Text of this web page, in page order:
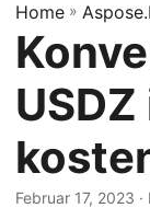
i
o
n
u
s
c
Home »
Februar 17, 2023